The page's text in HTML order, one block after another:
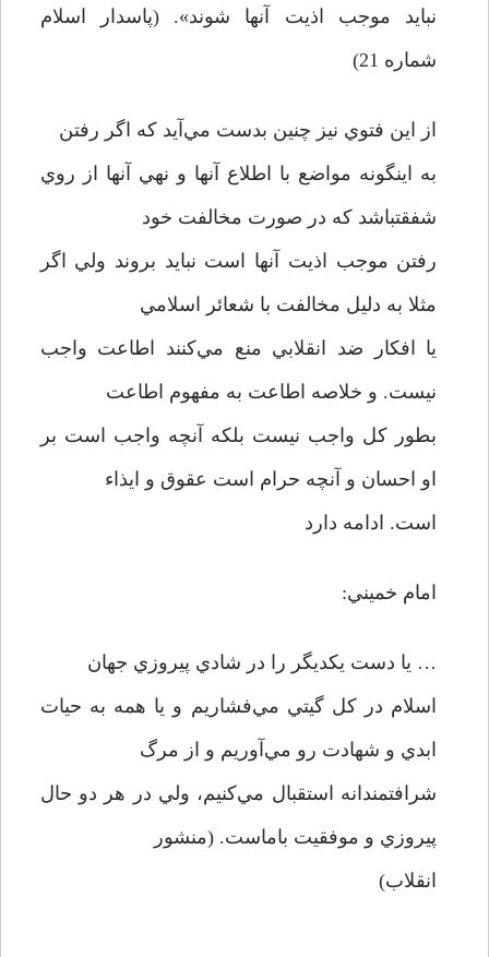
نبايد موجب اذيت آنها شوند». (پاسدار اسلام
شماره 21)
از اين فتوي نيز چنين بدست مي‌آيد که اگر رفتن
به اينگونه مواضع با اطلاع آنها و نهي آنها از روي
شفقتباشد که در صورت مخالفت خود
رفتن موجب اذيت آنها است نبايد بروند ولي اگر
مثلا به دليل مخالفت با شعائر اسلامي
يا افکار ضد انقلابي منع مي‌کنند اطاعت واجب
نيست. و خلاصه اطاعت به مفهوم اطاعت
بطور کل واجب نيست بلکه آنچه واجب است بر
او احسان و آنچه حرام است عقوق و ايذاء
است. ادامه دارد
امام خميني:
… يا دست يکديگر را در شادي پيروزي جهان
اسلام در کل گيتي مي‌فشاريم و يا همه به حيات
ابدي و شهادت رو مي‌آوريم و از مرگ
شرافتمندانه استقبال مي‌کنيم، ولي در هر دو حال
پيروزي و موفقيت باماست. (منشور
انقلاب)